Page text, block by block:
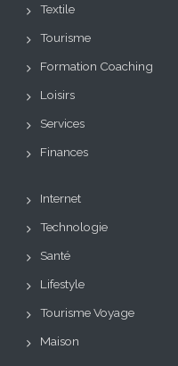
Textile
Tourisme
Formation Coaching
Loisirs
Services
Finances
Internet
Technologie
Santé
Lifestyle
Tourisme Voyage
Maison